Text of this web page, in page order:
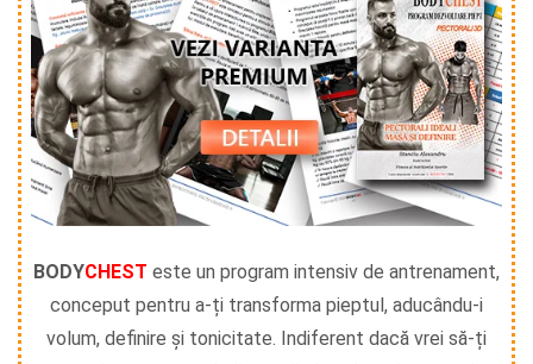
BODYCHEST este un program intensiv de antrenament,
conceput pentru a-ți transforma pieptul, aducându-i
volum, definire și tonicitate. Indiferent dacă vrei să-ți